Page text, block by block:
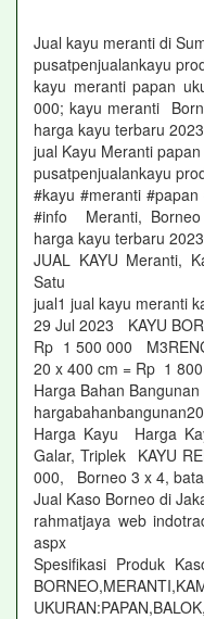
Jual kayu meranti di
pusatpenjualankayu
kayu meranti papan
000; kayu meranti
harga kayu terbaru
jual Kayu Meranti
pusatpenjualankayu
#kayu #meranti
#info Meranti,
harga kayu terbaru
JUAL KAYU Meranti,
Satu
jual1 jual kayu meranti
29 Jul 2023 KAYU
Rp 1 500 000
20 x 400 cm = Rp 1
Harga Bahan
Harga Kayu Harga
Galar, Triplek KAYU
000, Borneo 3 x 4,
Jual Kaso Borneo di
rahmatjaya web
aspx
Spesifikasi Produk